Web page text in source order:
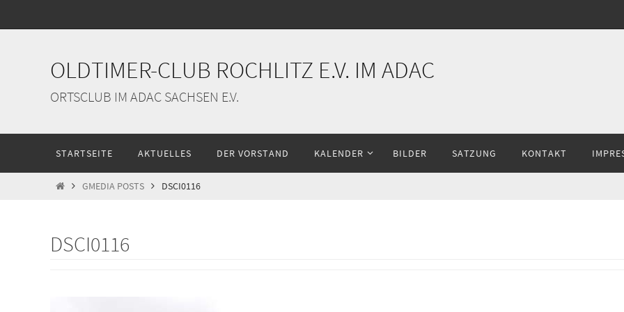
Inhalt
OLDTIMER-CLUB ROCHLITZ E.V. IM ADAC
ORTSCLUB IM ADAC SACHSEN E.V.
springen
STARTSEITE AKTUELLES DER VORSTAND KALENDER BILDER SATZUNG KONTAKT
STARTGMEDIA POSTS DSCI0116
DSCI0116